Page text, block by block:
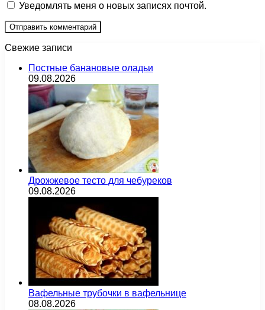
Уведомлять меня о новых записях почтой.
Свежие записи
Постные банановые оладьи
09.08.2026
Дрожжевое тесто для чебуреков
09.08.2026
Вафельные трубочки в вафельнице
08.08.2026